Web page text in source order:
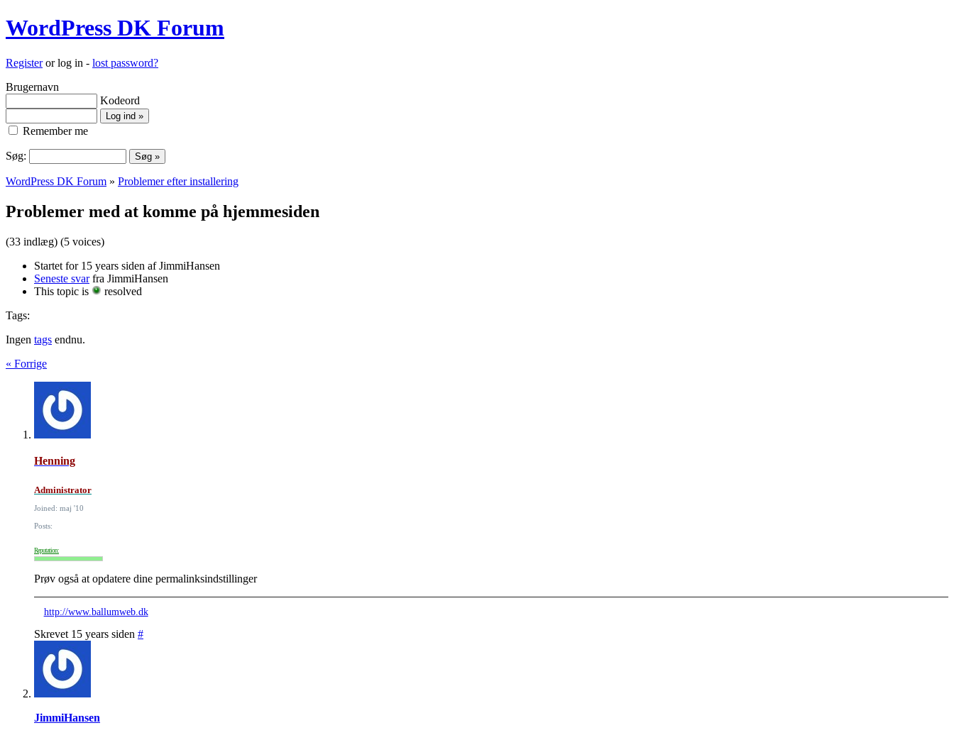
WordPress DK Forum
Registeror log in - lost password?
Brugernavn
Kodeord
Remember me
Søg:
WordPress DK Forum » Problemer efter installering
Problemer med at komme på hjemmesiden
(33 indlæg) (5 voices)
Startet for 15 years siden af JimmiHansen
Seneste svarfra JimmiHansen
This topic is
resolved
Tags:
Ingen tags endnu.
« Forrige
Henning
Administrator
Joined: maj '10
Posts:
Reputation:
Prøv også at opdatere dine permalinksindstillinger
http://www.ballumweb.dk
Skrevet 15 years siden #
JimmiHansen